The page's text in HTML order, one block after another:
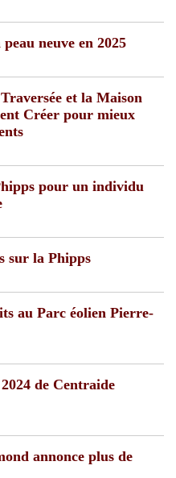
neuve en 2025
et la Maison
Créer pour mieux
pour un individu
sur la Phipps
au Parc éolien Pierre-
de Centraide
annonce plus de